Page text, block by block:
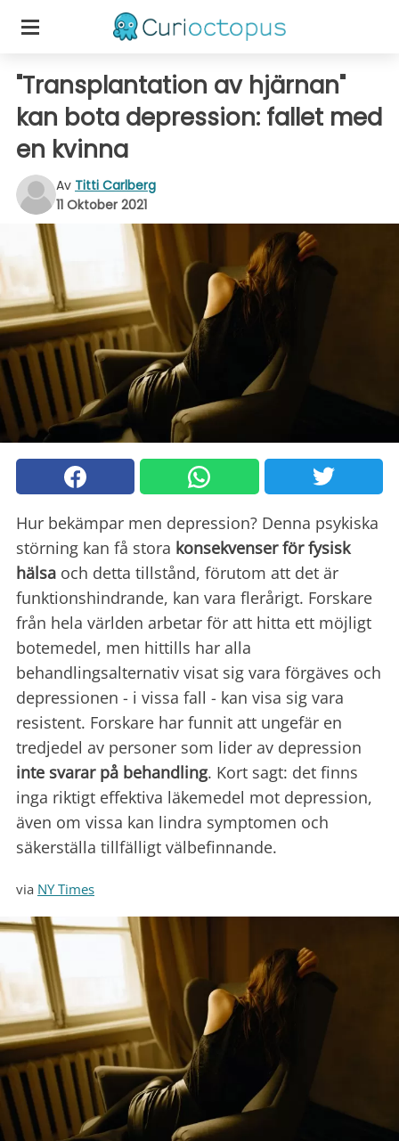
"Transplantation av hjärnan"
kan bota depression: fallet med
en kvinna
Av Titti Carlberg
11 Oktober 2021
Hur bekämpar men depression? Denna psykiska
störning kan få stora konsekvenser för fysisk
hälsa och detta tillstånd, förutom att det är
funktionshindrande, kan vara flerårigt. Forskare
från hela världen arbetar för att hitta ett möjligt
botemedel, men hittills har alla
behandlingsalternativ visat sig vara förgäves och
depressionen - i vissa fall - kan visa sig vara
resistent. Forskare har funnit att ungefär en
tredjedel av personer som lider av depression
inte svarar på behandling. Kort sagt: det finns
inga riktigt effektiva läkemedel mot depression,
även om vissa kan lindra symptomen och
säkerställa tillfälligt välbefinnande.
via NY Times